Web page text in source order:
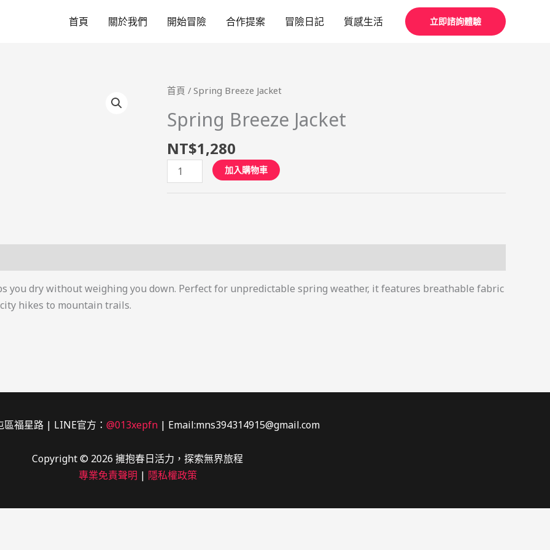
首頁 關於我們 開始冒險 合作提案 冒險日記 質感生活 立即諮詢體驗
首頁 / Spring Breeze Jacket
Spring Breeze Jacket
NT$1,280
Spring
Breeze
加入購物車
you dry without weighing you down. Perfect for unpredictable spring weather, it features breathable fabric
hikes to mountain trails.
區福星路 | LINE官方： @013xepfn | Email:mns394314915@gmail.com
Copyright © 2026 擁抱春日活力，探索無界旅程
專業免責聲明 | 隱私權政策